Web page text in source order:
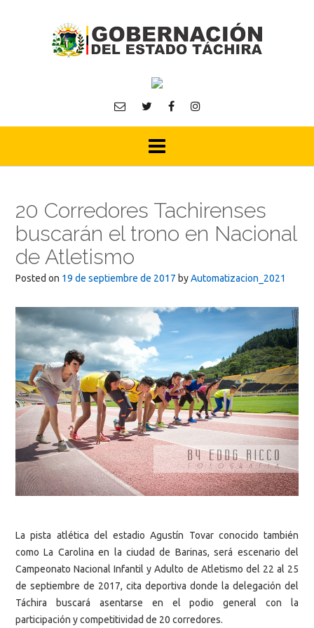
20 Corredores Tachirenses
buscarán el trono en Nacional
de Atletismo
Posted on 19 de septiembre de 2017 byAutomatizacion_2021
La pista atlética del estadio Agustín Tovar conocido también
como La Carolina en la ciudad de Barinas, será escenario del
Campeonato Nacional Infantil y Adulto de Atletismo del 22 al 25
de septiembre de 2017, cita deportiva donde la delegación del
Táchira buscará asentarse en el podio general con la
participación y competitividad de 20 corredores.